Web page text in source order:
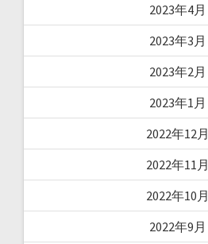
2023年4月
2023年3月
2023年2月
2023年1月
2022年12月
2022年11月
2022年10月
2022年9月